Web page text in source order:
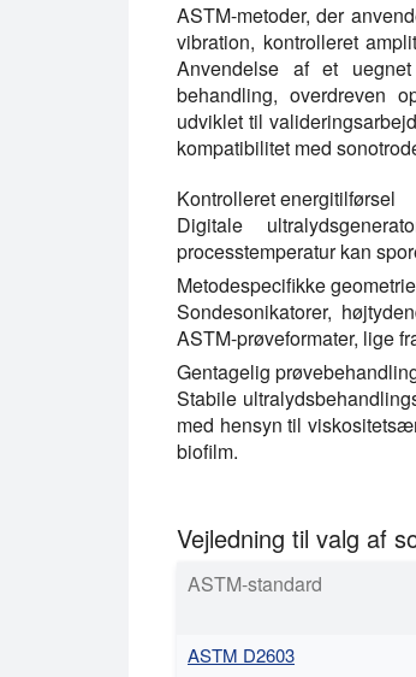
ASTM-metoder, der
vibration, kontrolleret
Anvendelse af et
behandling, overdreven
udviklet til
kompatibilitet med
Kontrolleret energitilførsel
Digitale
processtemperatur kan
Metodespecifikke
Sondesonikatorer,
ASTM-prøveformater, lige
Gentagelig
Stabile
med hensyn til
biofilm.
Vejledning til valg af
ASTM-standard
ASTM D2603